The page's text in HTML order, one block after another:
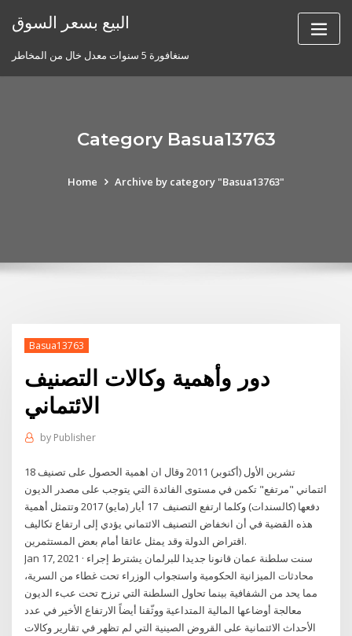
البيع بسعر السوق
سنغافورة 5 سنوات معدل خال من المخاطر
Category Basua13763
Home Archive by category "Basua13763"
Basua13763
دور وأهمية وكالات التصنيف
الائتماني
by Publisher
18 تشرين الأول (أكتوبر) 2011 وقال ان اهمية الحصول على تصنيف
ائتماني "مرتفع" تكمن في مستوى الفائدة التي يتوجب على مصدر الديون
دفعها (كالسندات) وكلما ارتفع التصنيف 17 أيار (مايو) 2017 وتتمثل أهمية
هذه القضية في أن انخفاض التصنيف الائتماني يؤدي إلى ارتفاع تكاليف
اقتراض الدولة وقد يمثل عائقا أمام بعض المستثمرين.
Jan 17, 2021 · سنت سلطنة عمان قانونا جديدا للبرلمان يشترط إجراء
محادثات الميزانية الحكومية واستجواب الوزراء تحت غطاء من السرية،
مما يحد من الشفافية بينما تحاول السلطنة التي ترزح تحت عبء الديون
معالجة أوضاعها المالية المتداعية ووثّقنا أيضاً الارتفاع الأخير في عدد
الأحداث الائتمانية على القروض الصينية التي لم تظهر في تقارير وكالات